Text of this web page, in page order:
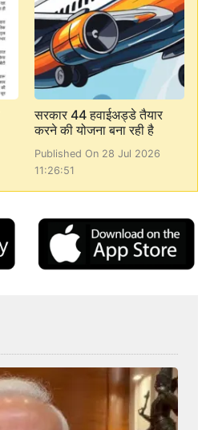
सरकार 44 हवाईअड्डे तैयार
करने की योजना बना रही है
Published On 28 Jul 2026
11:26:51